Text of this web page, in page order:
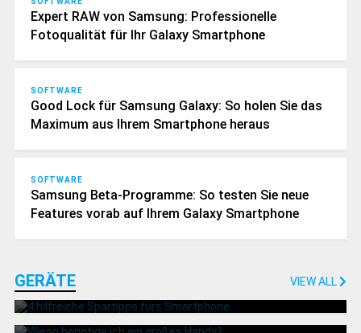
Expert RAW von Samsung: Professionelle
Fotoqualität für Ihr Galaxy Smartphone
SOFTWARE
Good Lock für Samsung Galaxy: So holen Sie das
Maximum aus Ihrem Smartphone heraus
SOFTWARE
Samsung Beta-Programme: So testen Sie neue
Features vorab auf Ihrem Galaxy Smartphone
GERÄTE VIEW ALL
4 hilfreiche Spartipps fürs Smartphone
GERÄTE
Wieso benötige ich ein großes Handy?
GERÄTE